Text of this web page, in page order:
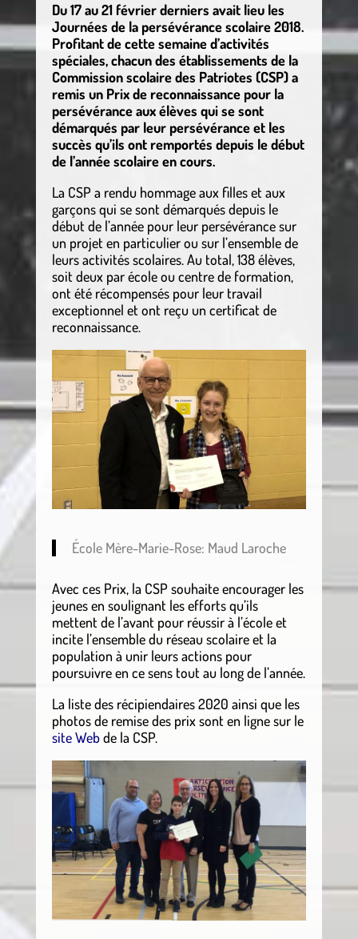
Du 17 au 21 février derniers avait lieu les
Journées de la persévérance scolaire 2018.
Profitant de cette semaine d’activités
spéciales, chacun des établissements de la
Commission scolaire des Patriotes (CSP) a
remis un Prix de reconnaissance pour la
persévérance aux élèves qui se sont
démarqués par leur persévérance et les
succès qu’ils ont remportés depuis le début
de l’année scolaire en cours.
La CSP a rendu hommage aux filles et aux
garçons qui se sont démarqués depuis le
début de l’année pour leur persévérance sur
un projet en particulier ou sur l’ensemble de
leurs activités scolaires. Au total, 138 élèves,
soit deux par école ou centre de formation,
ont été récompensés pour leur travail
exceptionnel et ont reçu un certificat de
reconnaissance.
École Mère-Marie-Rose: Maud Laroche
Avec ces Prix, la CSP souhaite encourager les
jeunes en soulignant les efforts qu’ils
mettent de l’avant pour réussir à l’école et
incite l’ensemble du réseau scolaire et la
population à unir leurs actions pour
poursuivre en ce sens tout au long de l’année.
La liste des récipiendaires 2020 ainsi que les
photos de remise des prix sont en ligne sur le
site Webde la CSP.